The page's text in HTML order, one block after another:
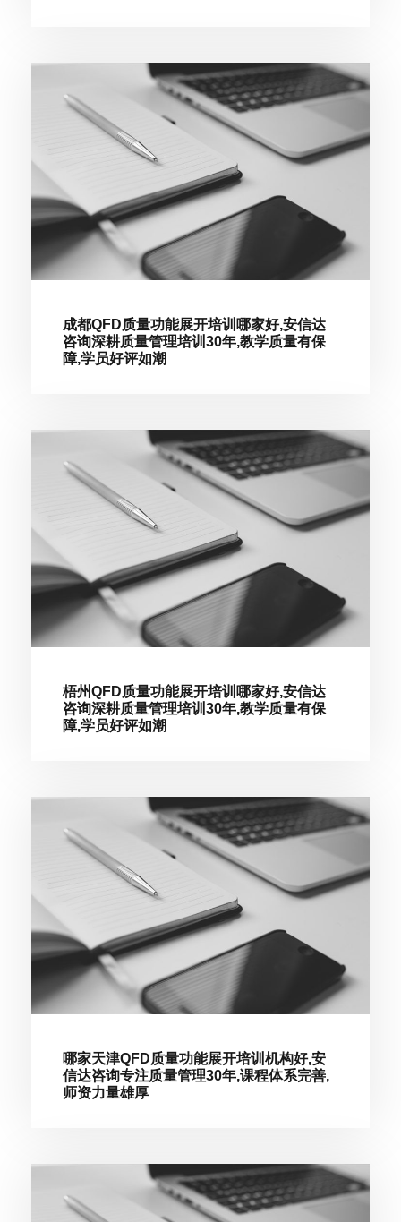
成都QFD质量功能展开培训哪家好,安信达
咨询深耕质量管理培训30年,教学质量有保
障,学员好评如潮
梧州QFD质量功能展开培训哪家好,安信达
咨询深耕质量管理培训30年,教学质量有保
障,学员好评如潮
哪家天津QFD质量功能展开培训机构好,安
信达咨询专注质量管理30年,课程体系完善,
师资力量雄厚